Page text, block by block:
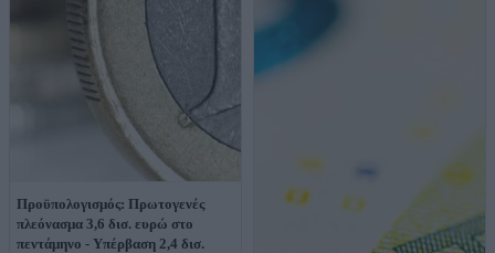
Προϋπολογισμός: Πρωτογενές
πλεόνασμα 3,6 δισ. ευρώ στο
πεντάμηνο - Υπέρβαση 2,4 δισ.